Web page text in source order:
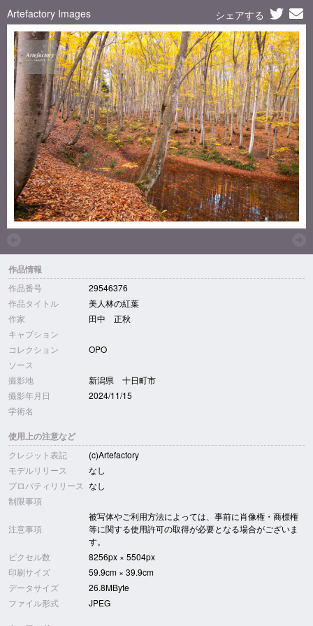
Artefactory Images シェアする
作品情報
作品番号
29546376
作品タイトル
美人林の紅葉
作家
田中 正秋
キャプション
コレクション
OPO
ソース
撮影地
新潟県 十日町市
撮影年月日
2024/11/15
学術名
使用上の注意など
クレジット表記
(c)Artefactory
モデルリリース
なし
プロパティリリース なし
制限事項
注意事項
被写体やご利用方法によっては、事前に肖像権・商標権
等に関する使用許可の取得が必要となる場合がございま
す。
ピクセル数
8256px × 5504px
印刷サイズ
59.9cm × 39.9cm
データサイズ
26.8MByte
ファイル形式
JPEG